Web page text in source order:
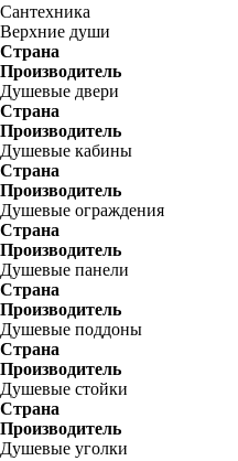
Сантехника
Верхние души
Страна
Производитель
Душевые двери
Страна
Производитель
Душевые кабины
Страна
Производитель
Душевые ограждения
Страна
Производитель
Душевые панели
Страна
Производитель
Душевые поддоны
Страна
Производитель
Душевые стойки
Страна
Производитель
Душевые уголки